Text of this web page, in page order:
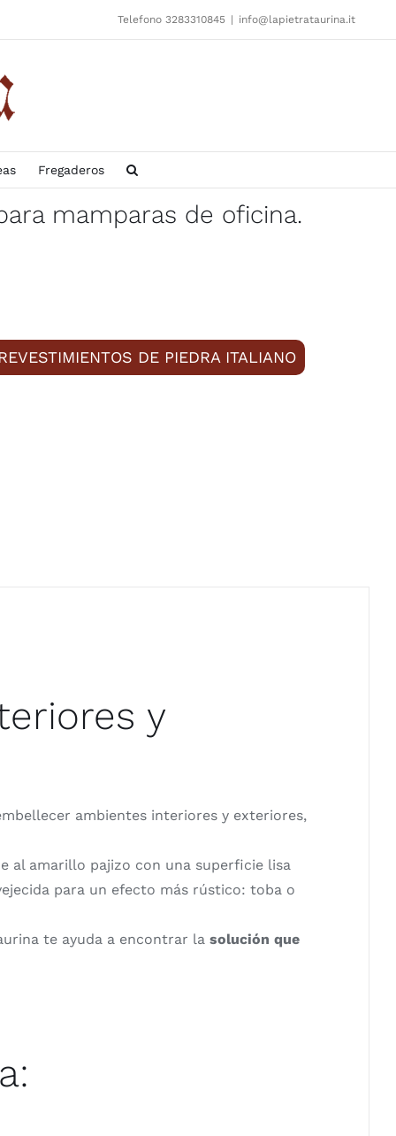
Telefono 3283310845 | info@lapietrataurina.it
Fregaderos
mamparas de oficina.
DE PIEDRA ITALIANO
y
ambientes interiores y exteriores,
al amarillo pajizo con una superficie lisa
para un efecto más rústico: toba o
te ayuda a encontrar la solución que